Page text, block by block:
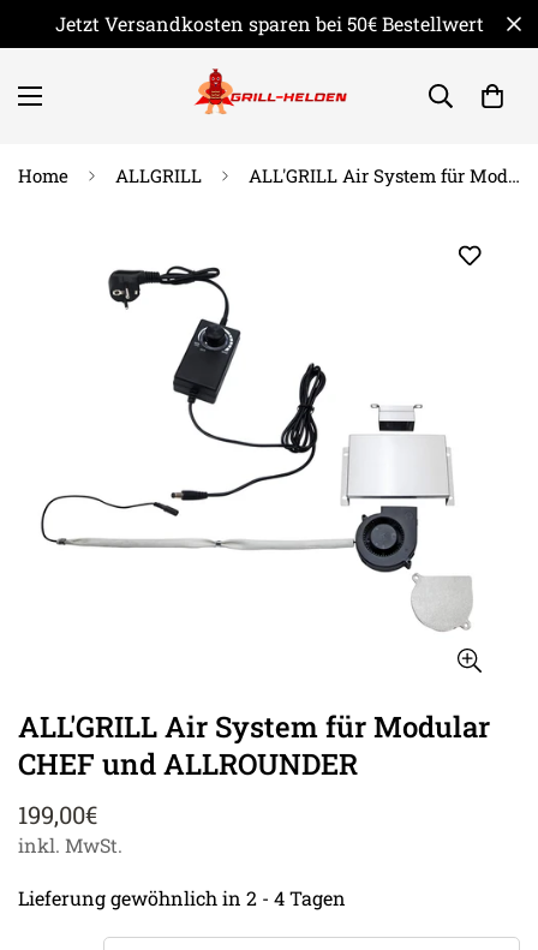
Jetzt Versandkosten sparen bei 50€ Bestellwert
Home ALLGRILL ALL'GRILL Air System für Modular CHEF und ALLROUNDER
ALL'GRILL Air System für Modular
CHEF und ALLROUNDER
Regulärer
Preis
199,00€
inkl. MwSt.
Lieferung gewöhnlich in 2 - 4 Tagen